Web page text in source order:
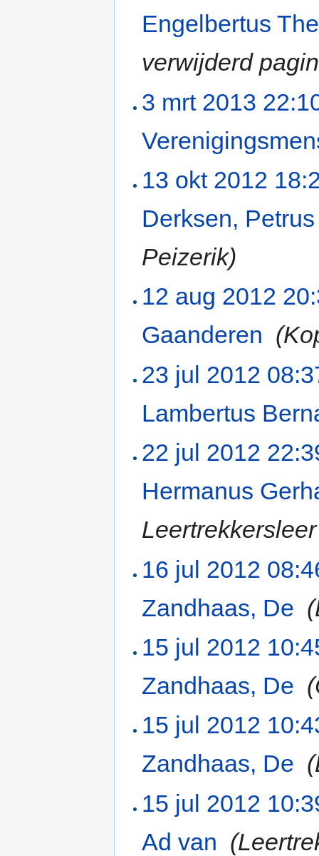
Engelbertus
verwijderd
3 mrt 2013
13 okt 2012
Derksen,
Peizerik)
12 aug 2012
Gaanderen
23 jul 2012
Lambertus
22 jul 2012
Hermanus
16 jul 2012
Zandhaas, De
15 jul 2012
Zandhaas, De
15 jul 2012
Zandhaas, De
15 jul 2012
Ad van